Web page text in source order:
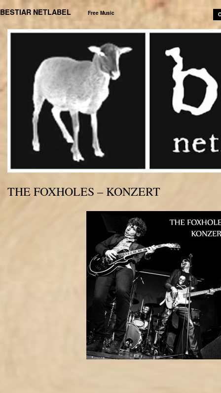
BESTIAR NETLABEL Free Music
THE FOXHOLES – KONZERT